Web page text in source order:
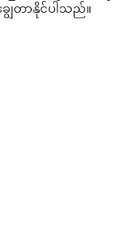
ေတာနိုင်ပါသည်။